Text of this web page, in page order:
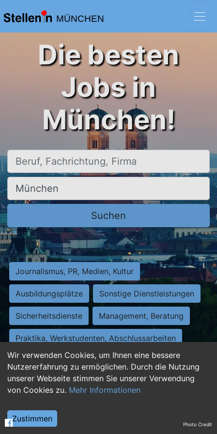
MÜNCHEN
Wir verwenden Cookies, um Ihnen eine bessere
Nutzererfahrung zu ermöglichen. Durch die Nutzung
unserer Webseite stimmen Sie unserer Verwendung
von Cookies zu. Mehr Informationen
Zustimmen
Die besten
Jobs in
München!
Beruf, Fachrichtung, Firma
Ort, Stadt
Suchen
Journalismus, PR, Medien, Kultur
Ausbildungsplätze Sonstige Dienstleistungen
Sicherheitsdienste Management, Beratung
Praktika, Werkstudenten, Abschlussarbeiten
Personalwesen Assistenz, Sekretariat
Hilfskräfte, Aushilfs- und Nebenjobs
Weiterbildung, Studium, duale Ausbildung Photo Credit